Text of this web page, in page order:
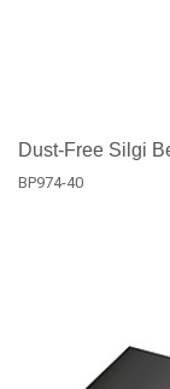
Dust-Free Silgi
BP974-40